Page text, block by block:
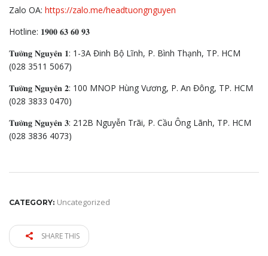
Zalo OA: https://zalo.me/headtuongnguyen
Hotline: 𝟏𝟗𝟎𝟎 𝟔𝟑 𝟔𝟎 𝟗𝟑
𝐓𝐮̛𝐨̛̀𝐧𝐠 𝐍𝐠𝐮𝐲𝐞̂𝐧 𝟏: 1-3A Đinh Bộ Lĩnh, P. Bình Thạnh, TP. HCM
(028 3511 5067)
𝐓𝐮̛𝐨̛̀𝐧𝐠 𝐍𝐠𝐮𝐲𝐞̂𝐧 𝟐: 100 MNOP Hùng Vương, P. An Đông, TP. HCM
(028 3833 0470)
𝐓𝐮̛𝐨̛̀𝐧𝐠 𝐍𝐠𝐮𝐲𝐞̂𝐧 𝟑: 212B Nguyễn Trãi, P. Cầu Ông Lãnh, TP. HCM
(028 3836 4073)
CATEGORY: Uncategorized
SHARE THIS